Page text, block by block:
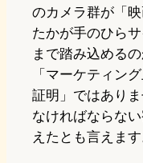
のカメラ群が「
たかが手のひら
まで踏み込める
「マーケティン
証明」ではあり
なければならな
えたとも言えます